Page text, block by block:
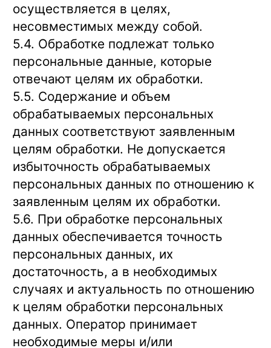
осуществляется в целях,
несовместимых между собой.
5.4. Обработке подлежат только
персональные данные, которые
отвечают целям их обработки.
5.5. Содержание и объем
обрабатываемых персональных
данных соответствуют заявленным
целям обработки. Не допускается
избыточность обрабатываемых
персональных данных по отношению к
заявленным целям их обработки.
5.6. При обработке персональных
данных обеспечивается точность
персональных данных, их
достаточность, а в необходимых
случаях и актуальность по отношению
к целям обработки персональных
данных. Оператор принимает
необходимые меры и/или